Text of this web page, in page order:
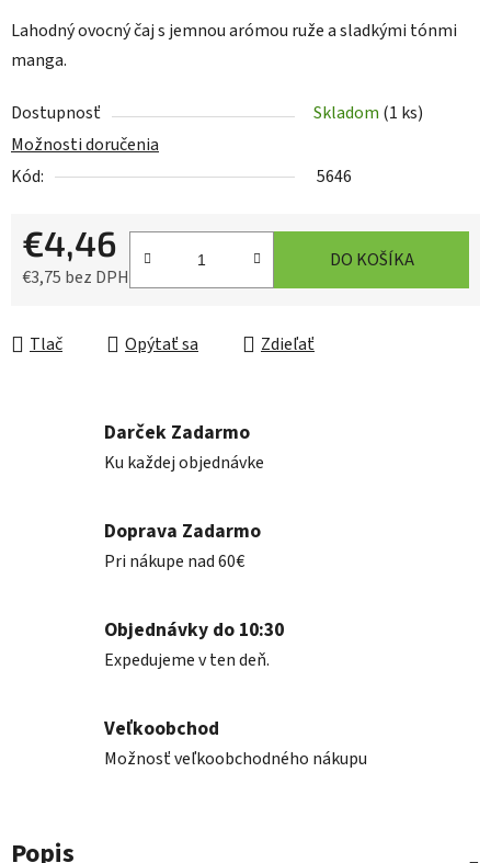
Lahodný ovocný čaj s jemnou arómou ruže a sladkými tónmi
manga.
Dostupnosť Skladom (1 ks)
Možnosti doručenia
Kód:
5646
€4,46
€3,75 bez DPH
DO KOŠÍKA
Tlač Opýtať sa Zdieľať
Darček Zadarmo
Ku každej objednávke
Doprava Zadarmo
Pri nákupe nad 60€
Objednávky do 10:30
Expedujeme v ten deň.
Veľkoobchod
Možnosť veľkoobchodného nákupu
Popis